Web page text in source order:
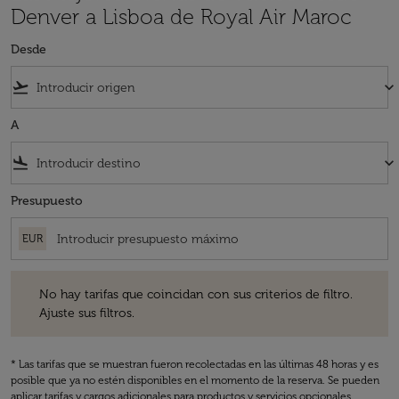
Denver a Lisboa de Royal Air Maroc
Desde
flight_takeoff keyboard_arrow_down
A
flight_land keyboard_arrow_down
Presupuesto
EUR
No hay tarifas que coincidan con sus criterios de filtro.
Ajuste sus filtros.
* Las tarifas que se muestran fueron recolectadas en las últimas 48 horas y es
posible que ya no estén disponibles en el momento de la reserva. Se pueden
aplicar tarifas y cargos adicionales para productos y servicios opcionales.